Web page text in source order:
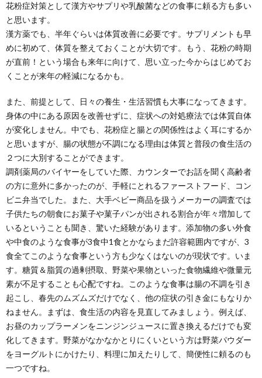
花粉症対策として漢方やサプリや乳酸菌などの食事に頼る方も多い
と思います。
漢方薬でも、半年ぐらいは体質改善に必要です。サプリメントも早
めに初めて、体質を整えておくことが大切です。もう、花粉の時期
が直前！という場合も来年に向けて、思い立った今からはじめてお
くことが来年の軽減になるかも。
また、前提として、日々の養生・生活習慣も大事になってきます。
身体の中にある原因を改善せずに、症状への対処療法では体質自体
が変化しません。中でも、花粉症と腸との関係性はよく耳にするか
と思いますが、腸の状態が不調になる理由は体質と普段の食生活の
２つに大別することができます。
調剤薬局のバイヤーをしていた際、カウンターでお話を聞く高齢者
の方に意外に多かったのが、手軽にとれるファーストフード、コン
ビニ弁当でした。また、大手ベビー商品を扱うメーカーの調査では
子供たちの朝食にお菓子や菓子パンが出される割合が年々増加して
いるということも聞き、驚いた経験があります。添加物の多い外食
や中食のような食事が3食中1食とかならまだ許容範囲内ですが、3
食全てこのような食事という方も少なくはないのが現状です。いま
す。糖質＆脂質の過剰摂取、野菜や果物といった食物繊維や微量元
素が不足することも心配ですね。このような食事は腸の不調を引き
起こし、春先のムズムズだけでなく、他の症状の引き金にもなりか
ねません。まずは、食生活の内容を見直してみましょう。例えば、
お昼のカップラーメンをニンジンジュースに置き換えるだけでも変
化してきます。野菜がなかなかとりにくいという方は野菜パウダー
をヨーグルトにかけたり、料理に加えたりして、簡便性に頼るのも
一つですね。